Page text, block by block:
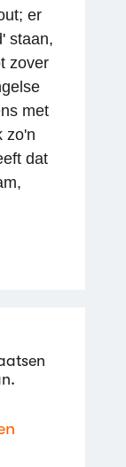
er
staan,
zover
met
zo'n
dat